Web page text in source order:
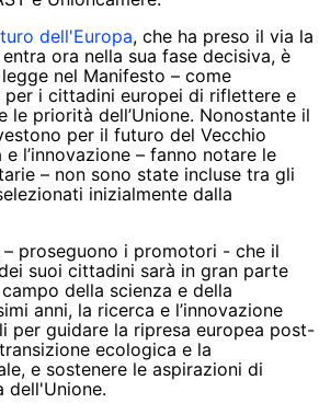
dell'Europa, che ha preso il via la
ora nella sua fase decisiva, è
nel Manifesto – come
i cittadini europei di riflettere e
le priorità dell’Unione. Nonostante il
per il futuro del Vecchio
l’innovazione – fanno notare le
– non sono state incluse tra gli
inizialmente dalla
proseguono i promotori - che il
suoi cittadini sarà in gran parte
della scienza e della
anni, la ricerca e l’innovazione
per guidare la ripresa europea post-
ecologica e la
e sostenere le aspirazioni di
dell'Unione.